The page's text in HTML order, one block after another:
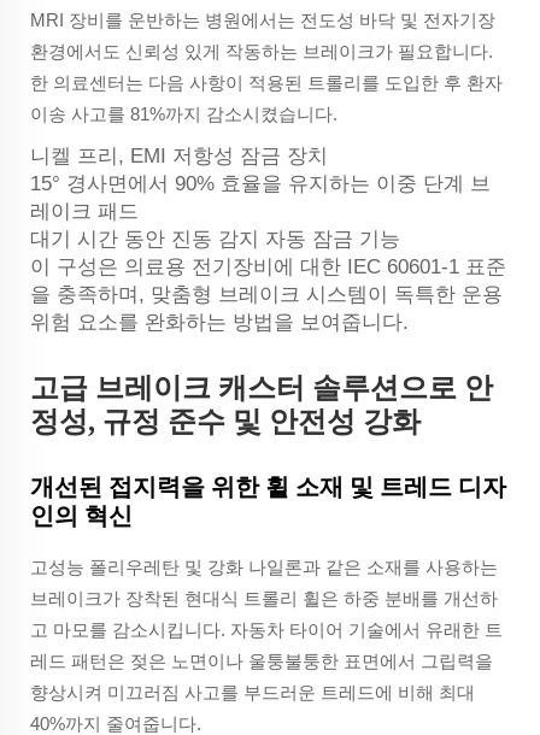
MRI 장비를 운반하는 병원에서는 전도성 바닥 및 전자기장
환경에서도 신뢰성 있게 작동하는 브레이크가 필요합니다.
한 의료센터는 다음 사항이 적용된 트롤리를 도입한 후 환자
이송 사고를 81%까지 감소시켰습니다.
니켈 프리, EMI 저항성 잠금 장치
15° 경사면에서 90% 효율을 유지하는 이중 단계 브
레이크 패드
대기 시간 동안 진동 감지 자동 잠금 기능
이 구성은 의료용 전기장비에 대한 IEC 60601-1 표준
을 충족하며, 맞춤형 브레이크 시스템이 독특한 운용
위험 요소를 완화하는 방법을 보여줍니다.
고급 브레이크 캐스터 솔루션으로 안
정성, 규정 준수 및 안전성 강화
개선된 접지력을 위한 휠 소재 및 트레드 디자
인의 혁신
고성능 폴리우레탄 및 강화 나일론과 같은 소재를 사용하는
브레이크가 장착된 현대식 트롤리 휠은 하중 분배를 개선하
고 마모를 감소시킵니다. 자동차 타이어 기술에서 유래한 트
레드 패턴은 젖은 노면이나 울퉁불퉁한 표면에서 그립력을
향상시켜 미끄러짐 사고를 부드러운 트레드에 비해 최대
40%까지 줄여줍니다.